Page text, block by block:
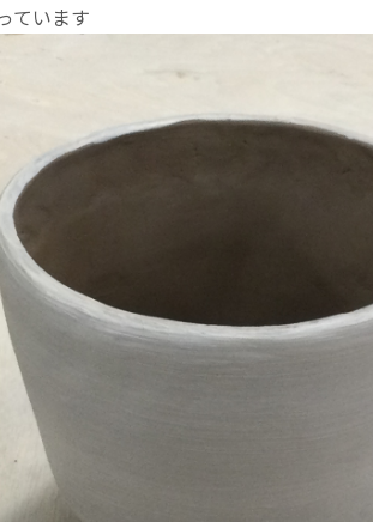
ています